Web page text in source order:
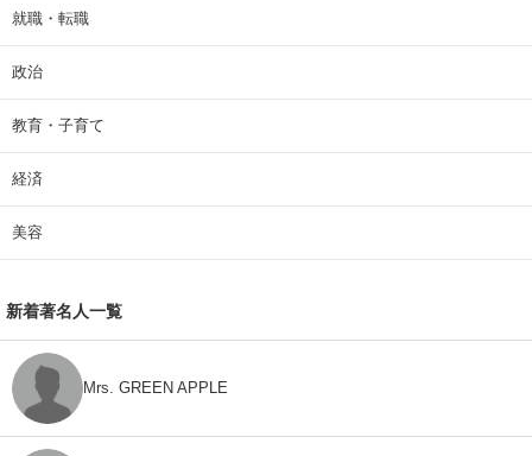
就職・転職
政治
教育・子育て
経済
美容
新着著名人一覧
Mrs. GREEN APPLE